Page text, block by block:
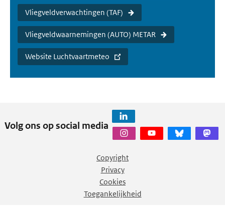
Vliegveldverwachtingen (TAF)
Vliegveldwaarnemingen (AUTO) METAR
Website Luchtvaartmeteo
Volg ons op social media
Copyright
Privacy
Cookies
Toegankelijkheid